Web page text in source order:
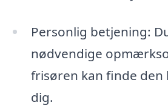
Personlig betjening:
nødvendige
frisøren kan finde den
dig.